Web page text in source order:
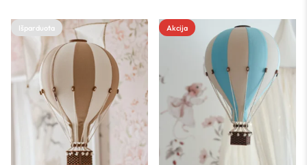
Išparduota Akcija